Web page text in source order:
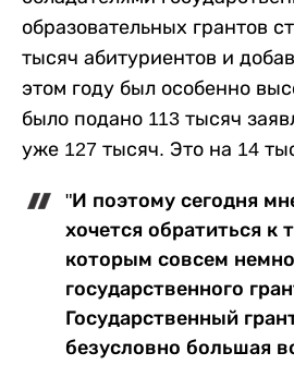
образовательных грантов
тысяч абитуриентов и
этом году был особенно
было подано 113 тысяч
уже 127 тысяч. Это на 14
"И поэтому сегодня
хочется обратиться к
которым совсем
государственного
Государственный
безусловно большая